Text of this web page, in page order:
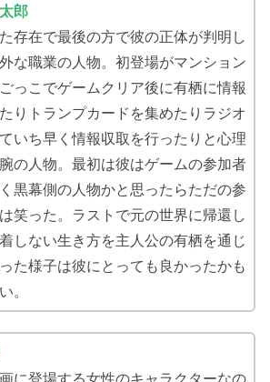
郎
存在で最後の方で彼の正体が判明し
な職業の人物。初登場がマンション
っこでゲームクリア後に有栖に情報
りトランプカードを集めたりラジオ
いち早く情報収取を行ったりと心理
の人物。最初は彼はゲームの参加者
黒幕側の人物かと思ったらただの参
笑った。ラストで元の世界に帰還し
しない生き方を主人公の有栖を通じ
た様子は彼にとっても良かったかも
。